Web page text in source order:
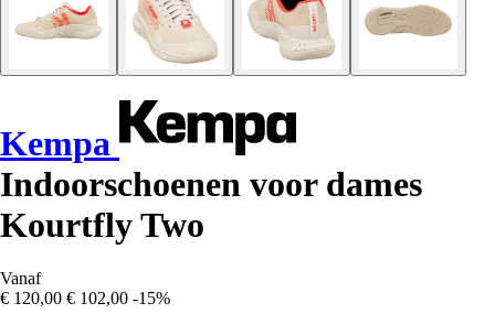
Kempa
Indoorschoenen voor dames
Kourtfly Two
Vanaf
€ 120,00 € 102,00 -15%